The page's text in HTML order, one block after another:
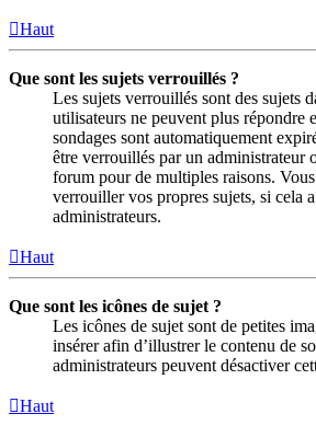
Haut
Que sont les sujets verrouillés ?
Les sujets verrouillés sont des sujets
utilisateurs ne peuvent plus répondre
sondages sont automatiquement
être verrouillés par un administrateur
forum pour de multiples raisons.
verrouiller vos propres sujets, si cela
administrateurs.
Haut
Que sont les icônes de sujet ?
Les icônes de sujet sont de petites
insérer afin d’illustrer le contenu de
administrateurs peuvent désactiver
Haut